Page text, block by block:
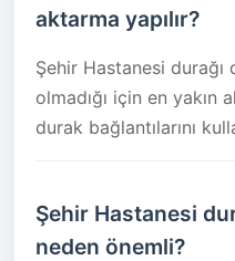
aktarma yapılır?
Şehir Hastanesi
olmadığı için en yakın
durak bağlantılarını
Şehir Hastanesi
neden önemli?